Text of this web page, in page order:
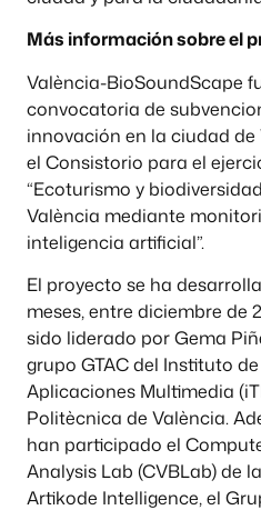
Más información sobre el
València-BioSoundScape
convocatoria de
innovación en la ciudad
el Consistorio para el
“Ecoturismo y
València mediante
inteligencia artificial”.
El proyecto se ha
meses, entre diciembre de
sido liderado por Gema
grupo GTAC del Instituto
Aplicaciones Multimedia
Politècnica de València.
han participado el
Analysis Lab (CVBLab) de
Artikode Intelligence, el